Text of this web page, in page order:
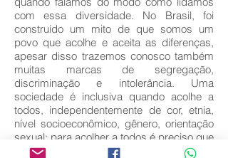
com essa diversidade. No Brasil, foi
construído um mito de que somos um
povo que acolhe e aceita as diferenças,
apesar disso trazemos conosco também
muitas marcas de segregação,
discriminação e intolerância. Uma
sociedade é inclusiva quando acolhe a
todos, independentemente de cor, etnia,
nível socioeconômico, gênero, orientação
sexual; para acolher a todos é preciso que
haja ações de equidade.